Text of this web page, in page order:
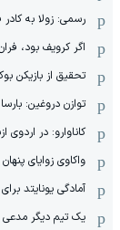
رسمی: زولا به کادر
اگر کرویف بود،
تحقیق از بازیکن
توازن دروغین:
کاناوارو: در
واکاوی زوایای
آمادگی یونایتد
یک تیم دیگر